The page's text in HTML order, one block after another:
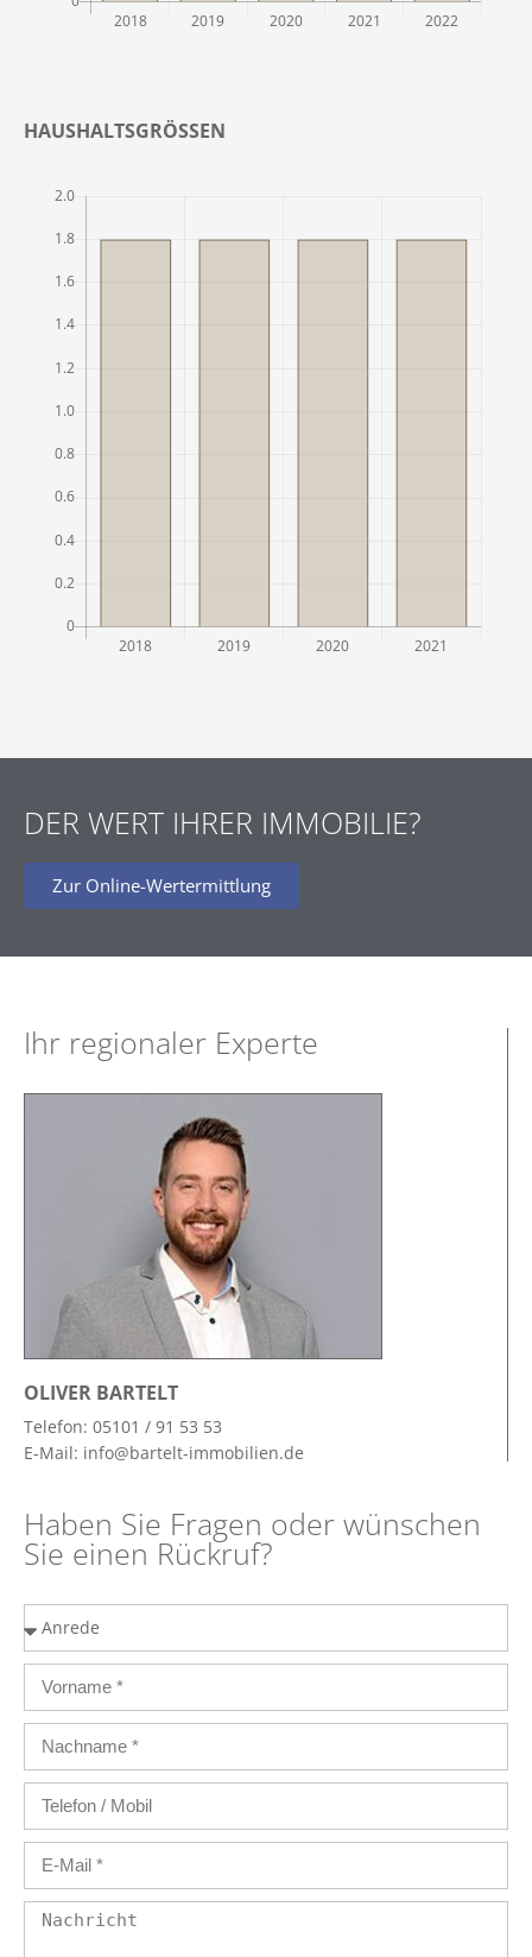
HAUSHALTSGRÖSSEN
DER WERT IHRER IMMOBILIE?
Zur Online-Wertermittlung
Ihr regionaler Experte
OLIVER BARTELT
Telefon: 05101 / 91 53 53
E-Mail: info@bartelt-immobilien.de
Haben Sie Fragen oder wünschen
Sie einen Rückruf?